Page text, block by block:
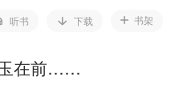
听书 下载 书架
在前……